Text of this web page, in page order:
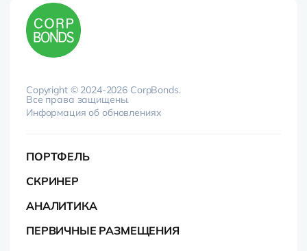
Copyright © 2024-2026 CorpBonds.
Все права защищены.
Информация об обновлениях
ПОРТФЕЛЬ
СКРИНЕР
АНАЛИТИКА
ПЕРВИЧНЫЕ РАЗМЕЩЕНИЯ